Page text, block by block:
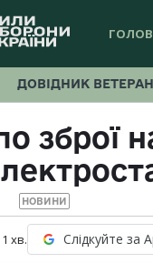
ДОВІДНИК
зброї
НОВИНИ
хв. Слідкуйте за